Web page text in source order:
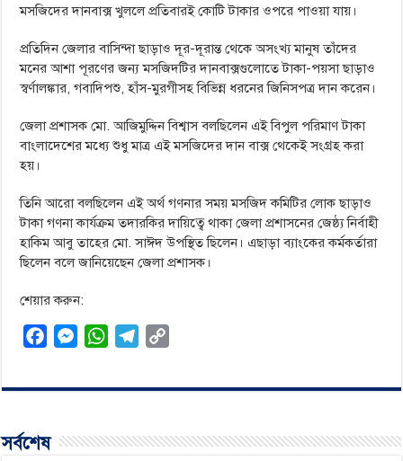
মসজিদের দানবাক্স খুললে প্রতিবারই কোটি টাকার ওপরে পাওয়া যায়।
প্রতিদিন জেলার বাসিন্দা ছাড়াও দূর-দূরান্ত থেকে অসংখ্য মানুষ তাঁদের
মনের আশা পূরণের জন্য মসজিদটির দানবাক্সগুলোতে টাকা-পয়সা ছাড়াও
স্বর্ণালঙ্কার, গবাদিপশু, হাঁস-মুরগীসহ বিভিন্ন ধরনের জিনিসপত্র দান করেন।
জেলা প্রশাসক মো. আজিমুদ্দিন বিশ্বাস বলছিলেন এই বিপুল পরিমাণ টাকা
বাংলাদেশের মধ্যে শুধু মাত্র এই মসজিদের দান বাক্স থেকেই সংগ্রহ করা
হয়।
তিনি আরো বলছিলেন এই অর্থ গণনার সময় মসজিদ কমিটির লোক ছাড়াও
টাকা গণনা কার্যক্রম তদারকির দায়িত্বে থাকা জেলা প্রশাসনের জেষ্ঠ্য নির্বাহী
হাকিম আবু তাহের মো. সাঈদ উপস্থিত ছিলেন। এছাড়া ব্যাংকের কর্মকর্তারা
ছিলেন বলে জানিয়েছেন জেলা প্রশাসক।
শেয়ার করুন:
c
o
M
s
W
a
l
p
সর্বশেষ